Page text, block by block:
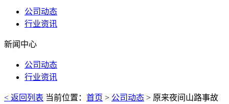
公司动态
行业资讯
新闻中心
公司动态
行业资讯
< 返回列表 当前位置： 首页 > 公司动态 > 原来夜间山路事故